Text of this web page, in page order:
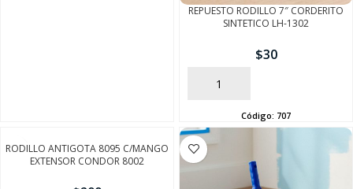
REPUESTO RODILLO 7″ CORDERITO
SINTETICO LH-1302
$30
AÑADIR
Código: 707
RODILLO ANTIGOTA 8095 C/MANGO
EXTENSOR CONDOR 8002